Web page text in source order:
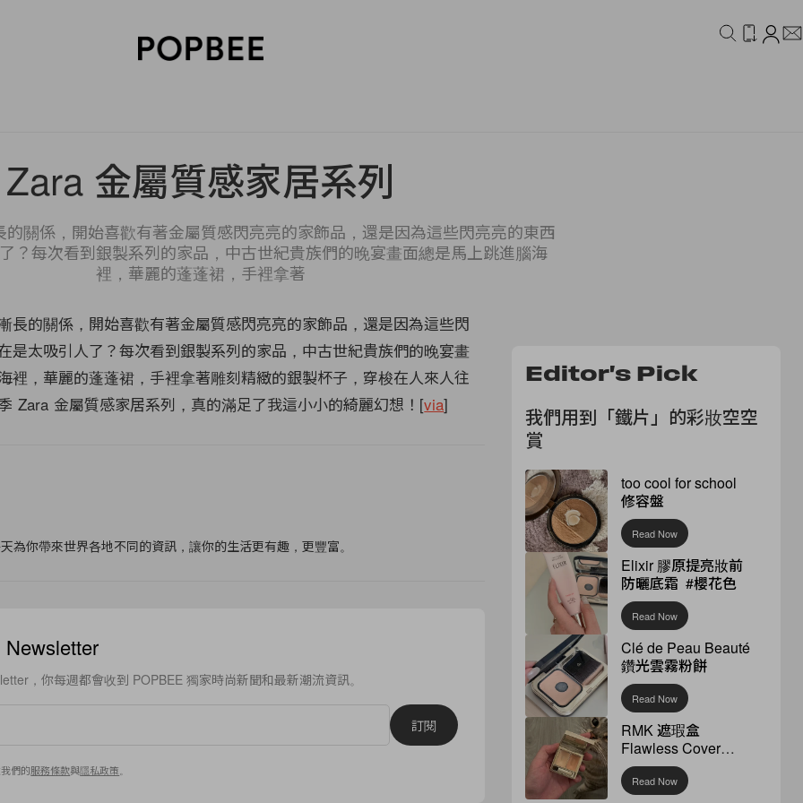
Zara 金屬質感家居系列
關係，開始喜歡有著金屬質感閃亮亮的家飾品，還是因為這些閃亮亮的東西
？每次看到銀製系列的家品，中古世紀貴族們的晚宴畫面總是馬上跳進腦海
裡，華麗的蓬蓬裙，手裡拿著
長的關係， 開始喜歡有著金屬質感閃亮亮的家飾品， 還是因為這些閃
是太吸引人了？每次看到銀製系列的家品， 中古世紀貴族們的晚宴畫
裡，華麗的蓬蓬裙， 手裡拿著雕刻精緻的銀製杯子，穿梭在人來人往
Zara 金屬質感家居系列，真的滿足了我這小小的綺麗幻想！[via]
為你帶來世界各地不同的資訊，讓你的生活更有趣，更豐富。
，你每週都會收到 POPBEE 獨家時尚新聞和最新潮流資訊。
訂閱
們的服務條款與隱私政策
Editor's Pick
我們用到「鐵片」的彩妝空空
賞
too cool for school
修容盤
Read Now
Elixir 膠原提亮妝前
防曬底霜 #櫻花色
Read Now
Clé de Peau Beauté
鑽光雲霧粉餅
Read Now
RMK 遮瑕盒
Flawless Cover
Concealer
Read Now